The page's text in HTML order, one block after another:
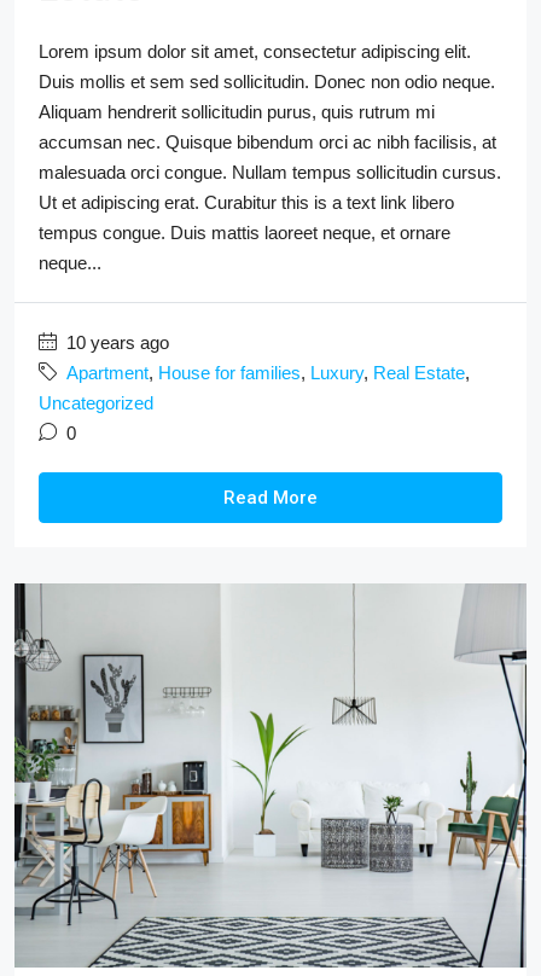
Lorem ipsum dolor sit amet, consectetur adipiscing elit.
Duis mollis et sem sed sollicitudin. Donec non odio neque.
Aliquam hendrerit sollicitudin purus, quis rutrum mi
accumsan nec. Quisque bibendum orci ac nibh facilisis, at
malesuada orci congue. Nullam tempus sollicitudin cursus.
Ut et adipiscing erat. Curabitur this is a text link libero
tempus congue. Duis mattis laoreet neque, et ornare
neque...
10 years ago
Apartment, House for families, Luxury, Real Estate,
Uncategorized
0
Read More